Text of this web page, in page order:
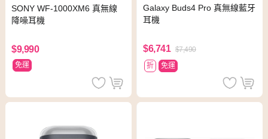
SONY WF-1000XM6 真無線
降噪耳機
$9,990
免運
Galaxy Buds4 Pro 真無線藍牙
耳機
$6,741 $7,490
折
免運